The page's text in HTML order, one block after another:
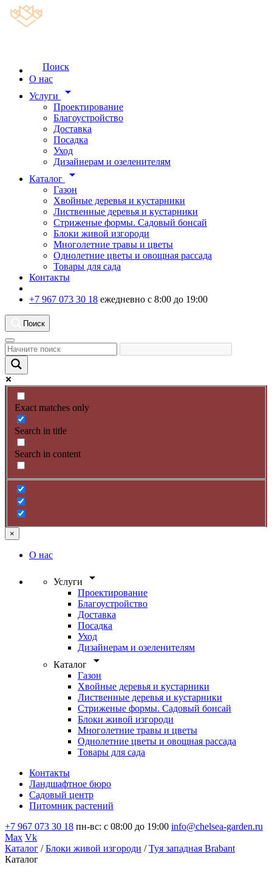
Поиск
О нас
Услуги
arrow_drop_down
Проектирование
Благоустройство
Доставка
Посадка
Уход
Дизайнерам и озеленителям
Каталог
arrow_drop_down
Газон
Хвойные деревья и кустарники
Лиственные деревья и кустарники
Стриженые формы. Садовый бонсай
Блоки живой изгороди
Многолетние травы и цветы
Однолетние цветы и овощная рассада
Товары для сада
Контакты
+7 967 073 30 18 ежедневно с 8:00 до 19:00
Поиск
Exact matches only
Search in title
Search in content
×
О нас
Услуги arrow_drop_down
Проектирование
Благоустройство
Доставка
Посадка
Уход
Дизайнерам и озеленителям
Каталог
arrow_drop_down
Газон
Хвойные деревья и кустарники
Лиственные деревья и кустарники
Стриженые формы. Садовый бонсай
Блоки живой изгороди
Многолетние травы и цветы
Однолетние цветы и овощная рассада
Товары для сада
Контакты
Ландшафтное бюро
Садовый центр
Питомник растений
+7 967 073 30 18 пн-вс: с 08:00 до 19:00 info@chelsea-garden.ru
Max Vk
Каталог /Блоки живой изгороди /Туя западная Brabant
Каталог